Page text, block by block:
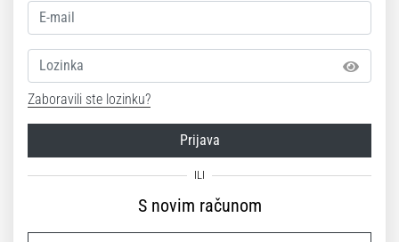
Lozinka
Zaboravili ste lozinku?
Prijava
S novim računom